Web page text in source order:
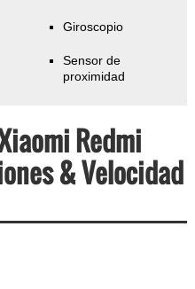
Giroscopio
Sensor de
proximidad
Redmi
& Velocidad